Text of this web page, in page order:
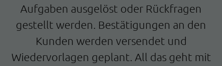
Aufgaben ausgelöst oder Rückfragen
gestellt werden. Bestätigungen an den
Kunden werden versendet und
Wiedervorlagen geplant. All das geht mit